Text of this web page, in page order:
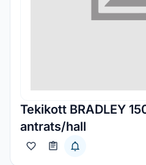
Tekikott BRADLEY
antrats/hall